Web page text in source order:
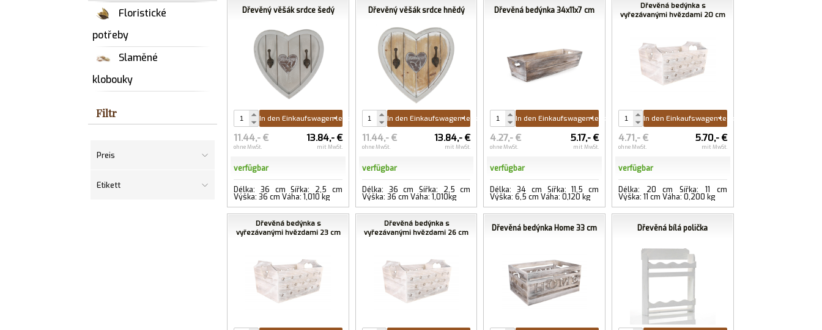
Floristické
potřeby
Slaměné
klobouky
Filtr
Preis
Etikett
Dřevěný věšák srdce šedý
In den Einkaufswagen legen
11.44,- €
ohne MwSt.
13.84,- €
mit MwSt.
verfügbar
Délka: 36 cm Šířka: 2,5 cm
Výška: 36 cm Váha: 1,010 kg
Dřevěný věšák srdce hnědý
In den Einkaufswagen legen
11.44,- €
ohne MwSt.
13.84,- €
mit MwSt.
verfügbar
Délka: 36 cm Šířka: 2,5 cm
Výška: 36 cm Váha: 1,010kg
Dřevěná bedýnka 34x11x7 cm
In den Einkaufswagen legen
4.27,- €
ohne MwSt.
5.17,- €
mit MwSt.
verfügbar
Délka: 34 cm Šířka: 11,5 cm
Výška: 6,5 cm Váha: 0,120 kg
Dřevěná bedýnka s
vyřezávanými hvězdami 20 cm
In den Einkaufswagen legen
4.71,- €
ohne MwSt.
5.70,- €
mit MwSt.
verfügbar
Délka: 20 cm Šířka: 11 cm
Výška: 11 cm Váha: 0,200 kg
Dřevěná bedýnka s
vyřezávanými hvězdami 23 cm
Dřevěná bedýnka s
vyřezávanými hvězdami 26 cm
Dřevěná bedýnka Home 33 cm Dřevěná bílá polička